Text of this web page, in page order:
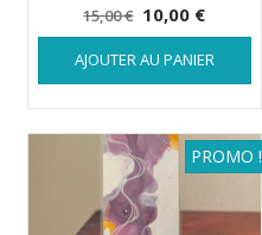
15,00€ Le
prix
initial
était :
10,00 €Le
prix
actuel
est :
AJOUTER AU PANIER
PROMO !